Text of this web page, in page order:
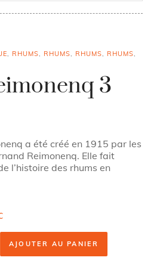
3
a été créé en 1915 par les
Reimonenq. Elle fait
l’histoire des rhums en
AJOUTER AU PANIER
RHUMS RHUMS RHUMS RHUMS